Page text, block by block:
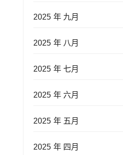
2025 年 九月
2025 年 八月
2025 年 七月
2025 年 六月
2025 年 五月
2025 年 四月